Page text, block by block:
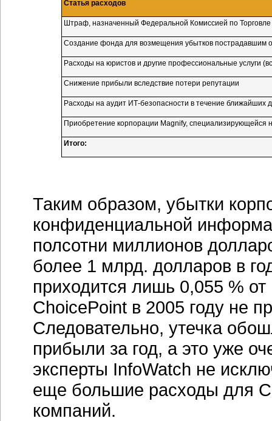
Статья расходов
Штраф, назначенный Федеральной Комиссией по
Создание фонда для возмещения убытков пострадавшим
Расходы на юристов и другие профессиональные услуги
Снижение прибыли вследствие потери репутации
Расходы на аудит ИТ-безопасности в течение ближайших
Приобретение корпорации Magnify, специализирующейся
Итого:
Таким образом, убытки
конфиденциальной
полсотни миллионов
более 1 млрд. долларов в
приходится лишь 0,055 %
ChoicePoint в 2005 году не
Следовательно, утечка
прибыли за год, а это уже
эксперты InfoWatch не
еще большие расходы для
компаний.